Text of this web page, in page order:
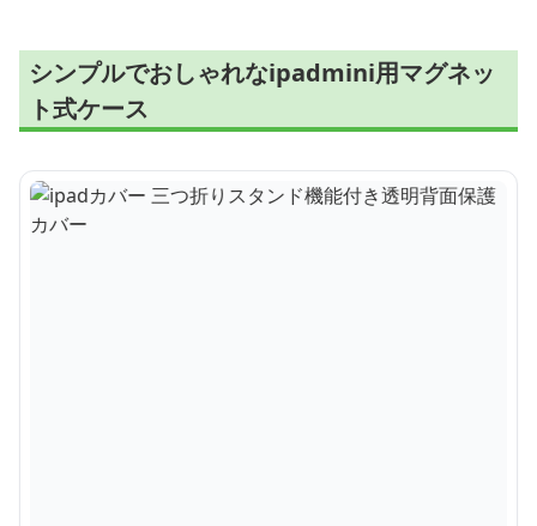
シンプルでおしゃれなipadmini用マグネッ
ト式ケース